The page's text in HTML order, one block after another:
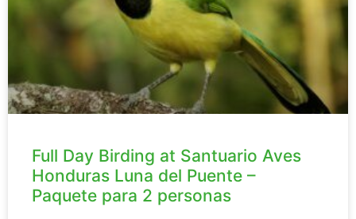
Full Day Birding at Santuario Aves
Honduras Luna del Puente –
Paquete para 2 personas